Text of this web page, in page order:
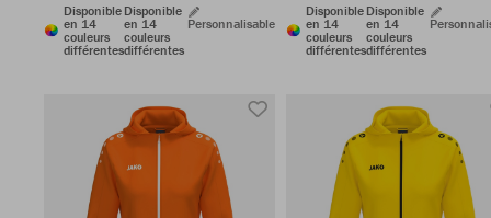
Disponible
en 14
couleurs
différentes
Disponible
en 14
couleurs
différentes
Personnalisable
Disponible
en 14
couleurs
différentes
Disponible
en 14
couleurs
différentes